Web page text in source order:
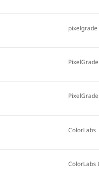
pixelgrade
PixelGrade
PixelGrade
ColorLabs
ColorLabs